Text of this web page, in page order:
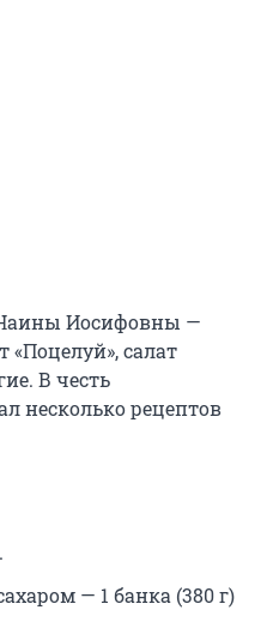
Иосифовны —
салат
В честь
несколько рецептов
— 1 банка (380 г)